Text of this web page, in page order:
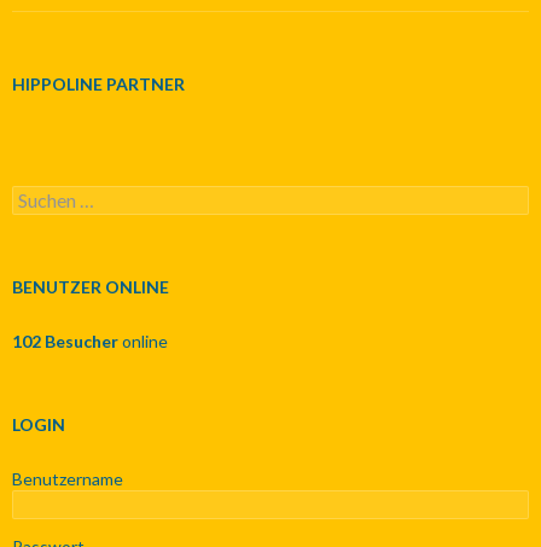
HIPPOLINE PARTNER
S
u
e
a
BENUTZER ONLINE
102 Besucheronline
LOGIN
Benutzername